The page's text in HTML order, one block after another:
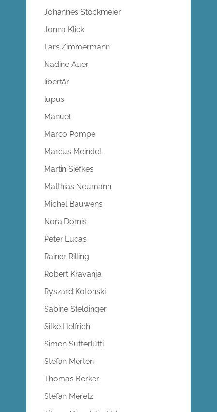
Johannes Stockmeier
Jonna Klick
Lars Zimmermann
Nadine Auer
libertär
lupus
Manuel
Marco Pompe
Marcus Meindel
Martin Siefkes
Matthias Neumann
Michel Bauwens
Nora Dornis
Peter Lucas
Rainer Rilling
Robert Kravanja
Ryszard Kotonski
Sabine Steldinger
Silke Helfrich
Simon Sutterlütti
Stefan Merten
Thomas Berker
Stefan Meretz